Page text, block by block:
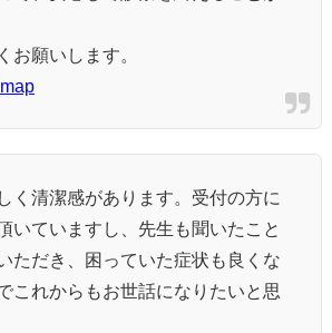
お願いします。
く清潔感があります。受付の方に
いていますし、先生も聞いたこと
ただき、困っていた症状も良くな
これからもお世話になりたいと思